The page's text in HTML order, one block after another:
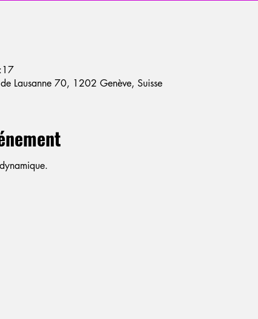
Lausanne 70, 1202 Genève, Suisse